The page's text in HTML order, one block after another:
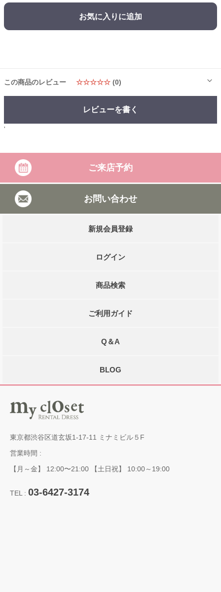
お気に入りに追加
この商品のレビュー ☆☆☆☆☆ (0)
レビューを書く
'
ご来店予約
お問い合わせ
新規会員登録
ログイン
商品検索
ご利用ガイド
Q＆A
BLOG
東京都渋谷区道玄坂1-17-11 ミナミビル５F
営業時間 :
【月～金】 12:00〜21:00 【土日祝】 10:00～19:00
TEL : 03-6427-3174